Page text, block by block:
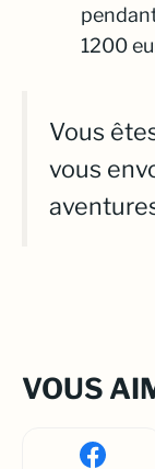
1200
Vous
vous
VOUS